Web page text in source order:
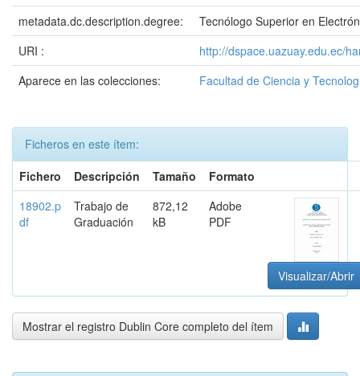
metadata.dc.description.degree:
Tecnólogo Superior en
URI :
http://dspace.uazuay.edu.ec/
Aparece en las colecciones:
Facultad de Ciencia y
Ficheros en este ítem:
Fichero
Descripción Tamaño
Formato
18902.p
df
Trabajo de
Graduación
872,12
kB
Adobe
PDF
Visualizar/Abrir
Mostrar el registro Dublin Core completo del ítem